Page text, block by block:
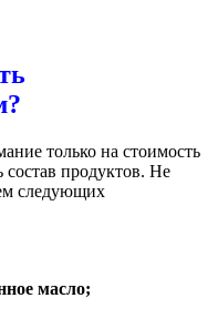
только на стоимость
состав продуктов. Не
следующих
масло;